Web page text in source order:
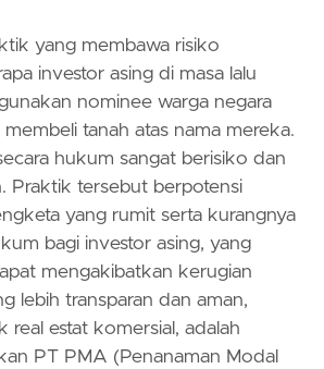
yang membawa risiko
investor asing di masa lalu
nominee warga negara
tanah atas nama mereka.
hukum sangat berisiko dan
Praktik tersebut berpotensi
yang rumit serta kurangnya
bagi investor asing, yang
mengakibatkan kerugian
lebih transparan dan aman,
real estat komersial, adalah
PT PMA (Penanaman Modal